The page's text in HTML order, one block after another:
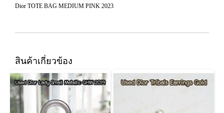
Dior TOTE BAG MEDIUM PINK 2023
สินค้าเกี่ยวข้อง